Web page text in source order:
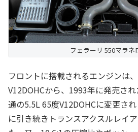
フェラーリ 550マラネ
フロントに搭載されるエンジンは
V12DOHCから、1993年に発売さ
通の5.5L 65度V12DOHCに変更さ
に引き続きトランスアクスルレイ